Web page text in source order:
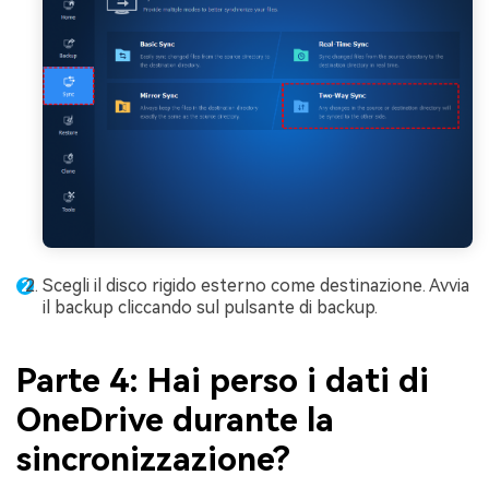
Scegli il disco rigido esterno come destinazione. Avvia
il backup cliccando sul pulsante di backup.
Parte 4: Hai perso i dati di
OneDrive durante la
sincronizzazione?